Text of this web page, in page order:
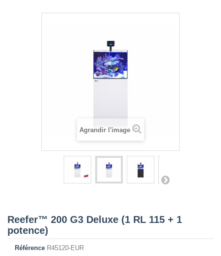
Agrandir l'image
Reefer™ 200 G3 Deluxe (1 RL 115 + 1
potence)
Référence R45120-EUR